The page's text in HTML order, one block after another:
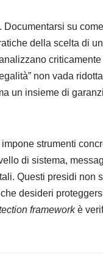
Documentarsi su
della scelta di un
criticamente
non vada
un insieme di
strumenti
di sistema,
Questi presidi non
desideri
frameworkè